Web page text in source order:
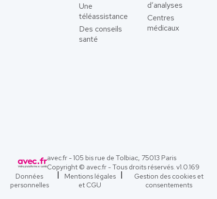
Une
téléassistance
Des conseils
santé
d’analyses
Centres
médicaux
avec.fr - 105 bis rue de Tolbiac, 75013 Paris
Copyright © avec.fr - Tous droits réservés. v1.0.169
Données
personnelles
Mentions légales
et CGU
Gestion des cookies et
consentements